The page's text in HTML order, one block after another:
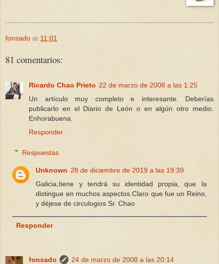
fonsado at 11:01
81 comentarios:
Ricardo Chao Prieto 22 de marzo de 2008 a las 1:25
Un artículo muy completo e interesante. Deberías
publicarlo en el Diario de León o en algún otro medio.
Enhorabuena.
Responder
Respuestas
Unknown 28 de diciembre de 2019 a las 19:39
Galicia,tiene y tendrá su identidad propia, que la
distingue en muchos aspectos.Claro que fue un Reino,
y déjese de circulogios Sr. Chao
Responder
fonsado
24 de marzo de 2008 a las 20:14